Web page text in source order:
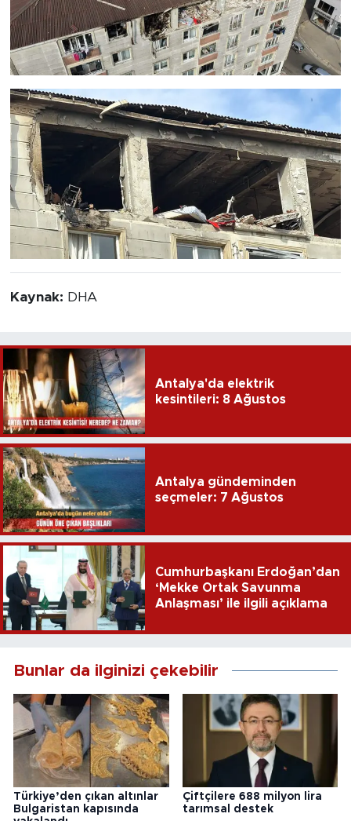
Kaynak: DHA
Antalya'da elektrik
kesintileri: 8 Ağustos
Antalya gündeminden
seçmeler: 7 Ağustos
Cumhurbaşkanı Erdoğan’dan
‘Mekke Ortak Savunma
Anlaşması’ ile ilgili açıklama
Bunlar da ilginizi çekebilir
Türkiye’den çıkan altınlar
Bulgaristan kapısında
Çiftçilere 688 milyon lira
tarımsal destek